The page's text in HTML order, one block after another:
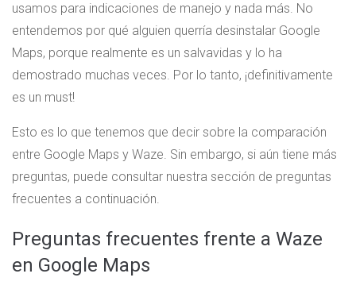
usamos para indicaciones de manejo y nada más. No
entendemos por qué alguien querría desinstalar Google
Maps, porque realmente es un salvavidas y lo ha
demostrado muchas veces. Por lo tanto, ¡definitivamente
es un must!
Esto es lo que tenemos que decir sobre la comparación
entre Google Maps y Waze. Sin embargo, si aún tiene más
preguntas, puede consultar nuestra sección de preguntas
frecuentes a continuación.
Preguntas frecuentes frente a Waze
en Google Maps